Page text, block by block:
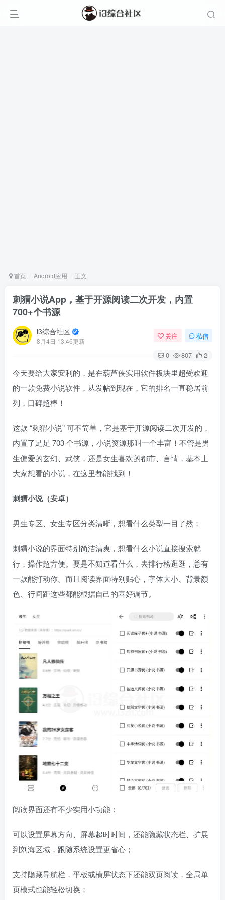
首页 Android应用 正文
刺猬小说App，基于开源阅读二次开发，内置
700+个书源
i3综合社区
8月4日 13:46更新
关注 私信
0 807 2
今天要给大家安利的，是在葫芦侠实用软件板块里超受欢迎
的一款免费小说软件，从发帖到现在，它的排名一直稳居前
列，口碑超棒！
这款 “刺猬小说” 可不简单，它是基于开源阅读二次开发的，
内置了足足 703 个书源，小说资源那叫一个丰富！不管是男
生偏爱的玄幻、武侠，还是女生喜欢的都市、言情，基本上
大家想看的小说，在这里都能找到！
刺猬小说（安卓）
男生专区、女生专区分类清晰，想看什么类型一目了然；
刺猬小说的界面特别简洁清爽，想看什么小说直接搜索就
行，操作超方便。要是不知道看什么，去排行榜逛逛，总有
一款能打动你。而且阅读界面特别贴心，字体大小、背景颜
色、行间距这些都能根据自己的喜好调节。
阅读界面还有不少实用小功能：
可以设置屏幕方向、屏幕超时时间，还能隐藏状态栏、扩展
到刘海区域，跟随系统设置更省心；
支持隐藏导航栏，平板或横屏状态下还能双页阅读，全局单
页模式也能轻松切换；